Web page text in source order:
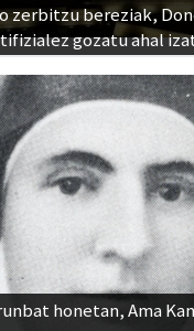
zerbitzu bereziak,
gozatu ahal
honetan, Ama